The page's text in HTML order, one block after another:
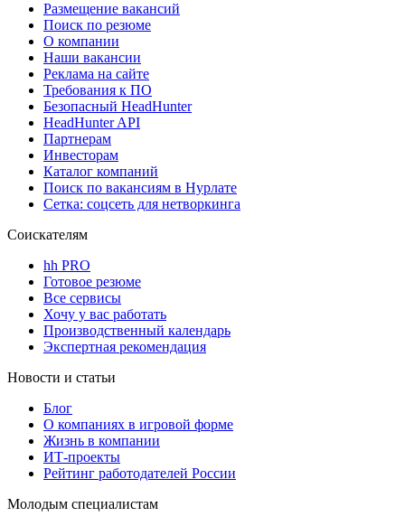
Размещение вакансий
Поиск по резюме
О компании
Наши вакансии
Реклама на сайте
Требования к ПО
Безопасный HeadHunter
HeadHunter API
Партнерам
Инвесторам
Каталог компаний
Поиск по вакансиям в Нурлате
Сетка: соцсеть для нетворкинга
Соискателям
hh PRO
Готовое резюме
Все сервисы
Хочу у вас работать
Производственный календарь
Экспертная рекомендация
Новости и статьи
Блог
О компаниях в игровой форме
Жизнь в компании
ИТ-проекты
Рейтинг работодателей России
Молодым специалистам